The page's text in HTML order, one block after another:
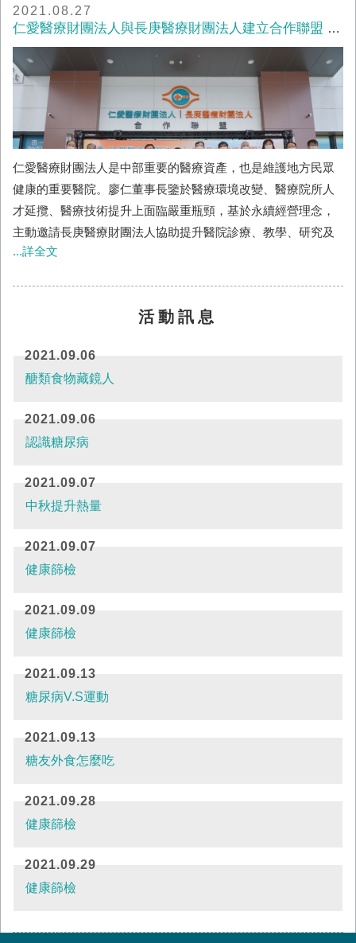
車禍、跌倒、高處墜跌或長期姿勢不良等造成；尤其現
代人常長時間低頭看手機，頸部肌肉過度勞累，使頸椎
間的椎間盤受力增加，造成椎間盤...
2021.08.27
仁愛醫療財團法人與長庚醫療財團法人建立合作聯盟 攜手共同照護台中鄉親健康
仁愛醫療財團法人是中部重要的醫療資產，也是維護地方民眾
健康的重要醫院。廖仁董事長鑒於醫療環境改變、醫療院所人
才延攬、醫療技術提升上面臨嚴重瓶頸，基於永續經營理念，
主動邀請長庚醫療財團法人協助提升醫院診療、教學、研究及
經營管理等面向。長庚醫療財團法人認同仁愛醫療財團法人在
遇到的困難，因此基於雙方理念一致，共同目標契合，展開全
術、管理制度、資訊科技等全面性的人力、物力、財力挹注，
使仁愛醫療財團法人永續經...
...詳全文
活動訊息
2021.09.06
醣類食物藏鏡人
2021.09.06
認識糖尿病
2021.09.07
中秋提升熱量
2021.09.07
健康篩檢
2021.09.09
健康篩檢
2021.09.13
糖尿病V.S運動
2021.09.13
糖友外食怎麼吃
2021.09.28
健康篩檢
2021.09.29
健康篩檢